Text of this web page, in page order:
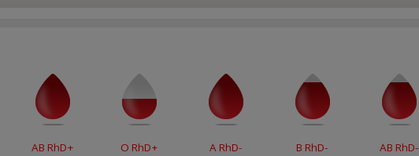
AB RhD+ O RhD+ A RhD- B RhD- AB RhD-